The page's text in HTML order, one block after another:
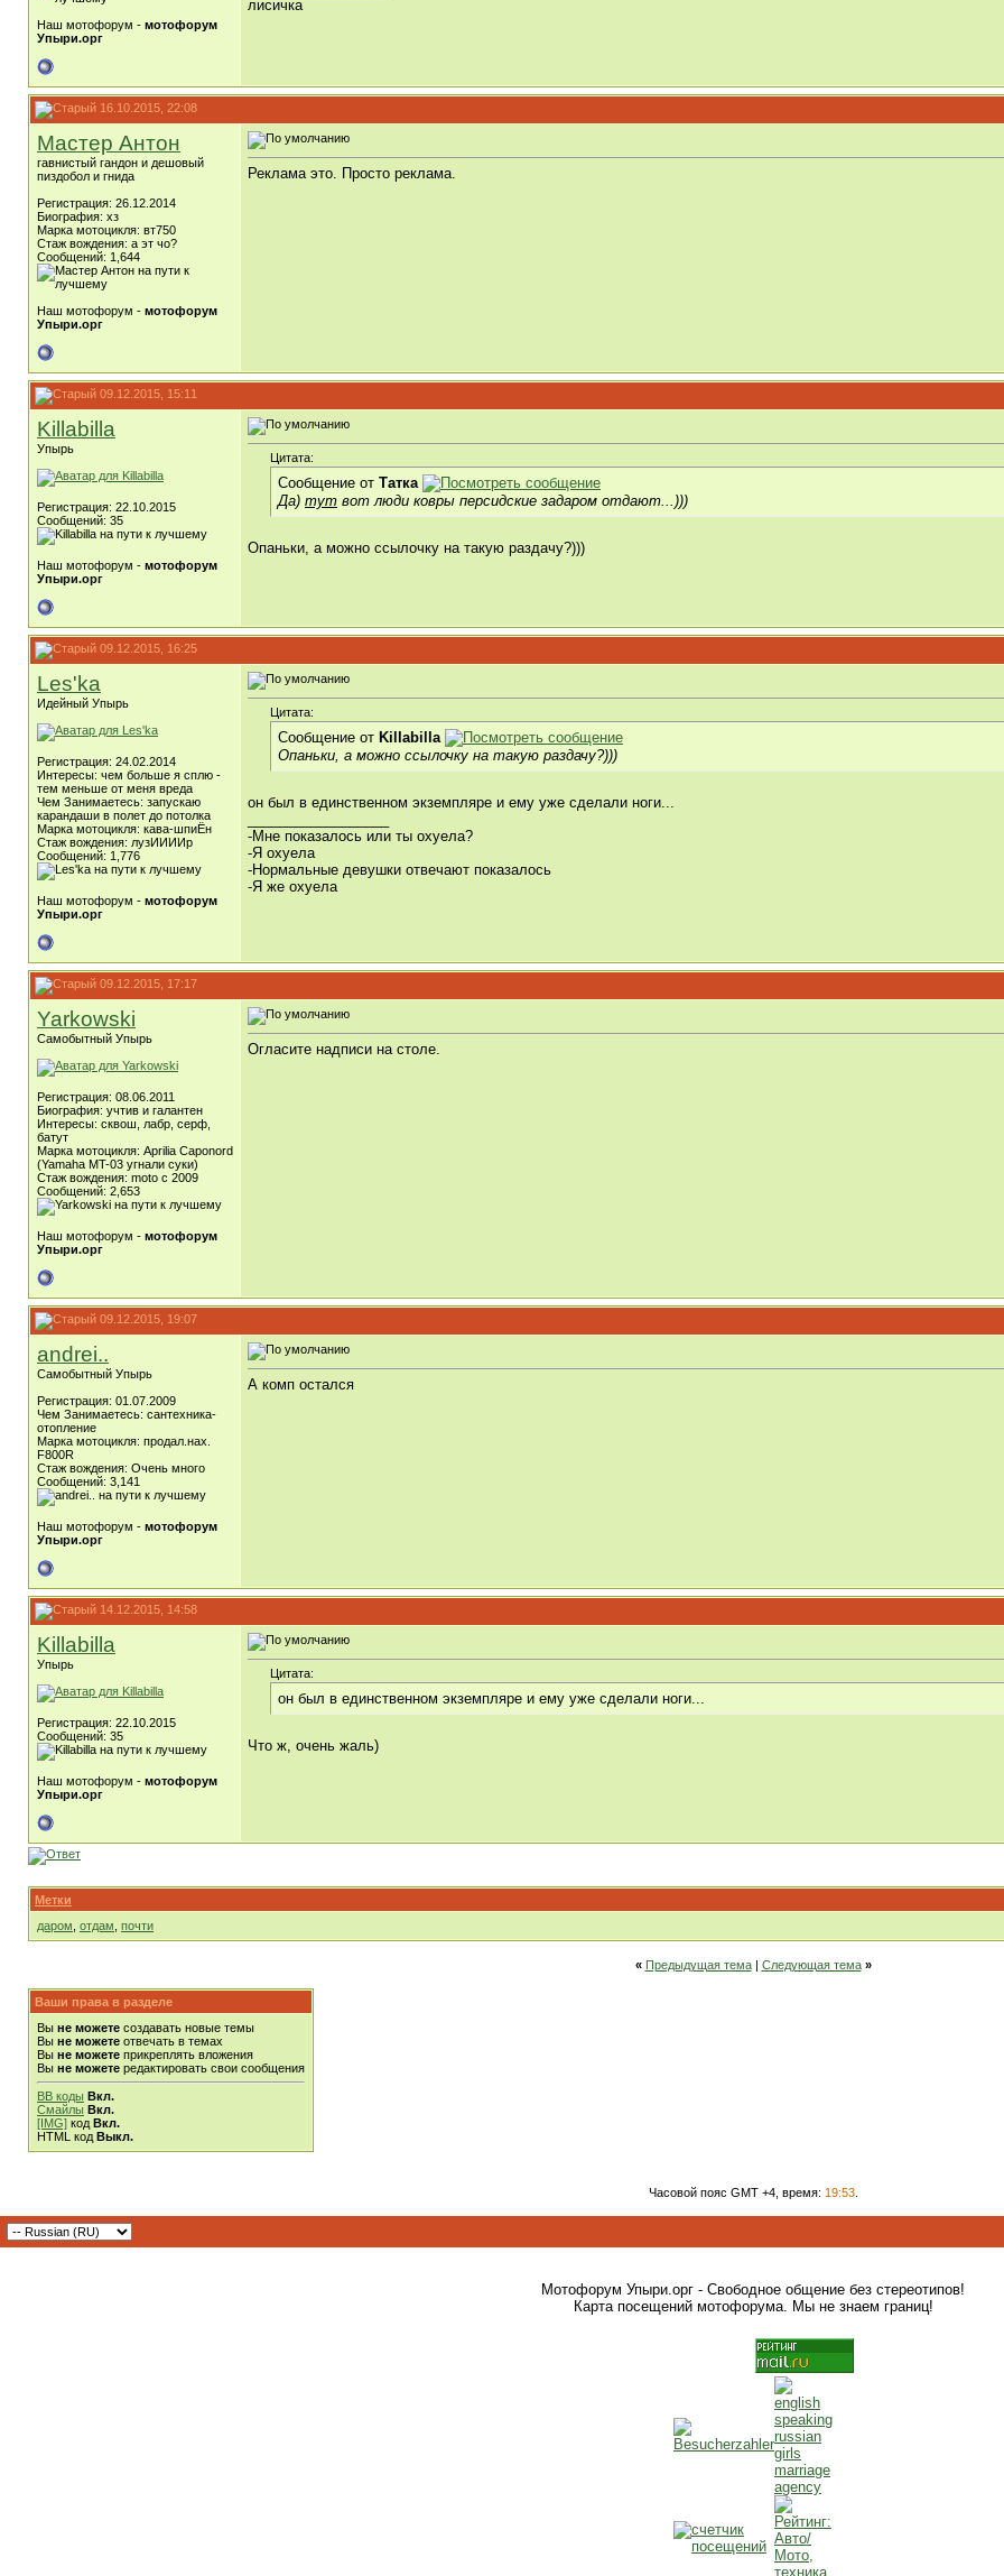
Наш мотофорум - мотофорум
Упыри.орг
лисичка
16.10.2015, 22:08
Мастер Антон
гавнистый гандон и дешовый
пиздобол и гнида
Регистрация: 26.12.2014
Биография: хз
Марка мотоцикля: вт750
Стаж вождения: а эт чо?
Сообщений: 1,644
Наш мотофорум - мотофорум
Упыри.орг
Реклама это. Просто реклама.
09.12.2015, 15:11
Killabilla
Упырь
Регистрация: 22.10.2015
Сообщений: 35
Наш мотофорум - мотофорум
Упыри.орг
Цитата:
Сообщение от Татка
Да) тут вот люди ковры персидские задаром отдают...)))
Опаньки, а можно ссылочку на такую раздачу?)))
09.12.2015, 16:25
Les'ka
Идейный Упырь
Регистрация: 24.02.2014
Интересы: чем больше я сплю -
тем меньше от меня вреда
Чем Занимаетесь: запускаю
карандаши в полет до потолка
Марка мотоцикля: кава-шпиЁн
Стаж вождения: лузИИИИр
Сообщений: 1,776
Наш мотофорум - мотофорум
Упыри.орг
Цитата:
Сообщение от Killabilla
Опаньки, а можно ссылочку на такую раздачу?)))
он был в единственном экземпляре и ему уже сделали ноги...
-Мне показалось или ты охуела?
-Я охуела
-Нормальные девушки отвечают показалось
-Я же охуела
09.12.2015, 17:17
Yarkowski
Самобытный Упырь
Регистрация: 08.06.2011
Биография: учтив и галантен
Интересы: сквош, лабр, серф,
батут
Марка мотоцикля: Aprilia Caponord
(Yamaha MT-03 угнали суки)
Стаж вождения: moto c 2009
Сообщений: 2,653
Наш мотофорум - мотофорум
Упыри.орг
Огласите надписи на столе.
09.12.2015, 19:07
andrei..
Самобытный Упырь
Регистрация: 01.07.2009
Чем Занимаетесь: сантехника-
отопление
Марка мотоцикля: продал.нах.
F800R
Стаж вождения: Очень много
Сообщений: 3,141
Наш мотофорум - мотофорум
Упыри.орг
А комп остался
14.12.2015, 14:58
Killabilla
Упырь
Регистрация: 22.10.2015
Сообщений: 35
Наш мотофорум - мотофорум
Упыри.орг
Цитата:
он был в единственном экземпляре и ему уже сделали ноги...
Что ж, очень жаль)
Метки
даром отдам почти
« Предыдущая тема| Следующая тема »
Ваши права в разделе
Вы не можете создавать новые темы
Вы не можете отвечать в темах
Вы не можете прикреплять вложения
Вы не можете редактировать свои сообщения
BB коды Вкл.
Смайлы Вкл.
[IMG] код Вкл.
HTML код Выкл.
Часовой пояс GMT +4, время: 19:53.
Мотофорум Упыри.орг - Свободное общение без стереотипов!
Карта посещений мотофорума. Мы не знаем границ!